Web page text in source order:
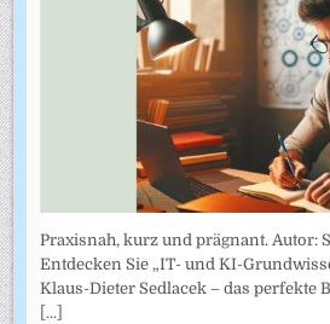
Praxisnah, kurz und prägnant. Autor:
Entdecken Sie „IT- und KI-
Klaus-Dieter Sedlacek – das perfekte
[...]